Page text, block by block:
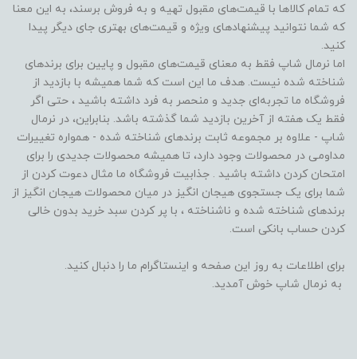
که تمام کالاها با قیمت‌های مقبول تهیه و به فروش برسند، به این معنا
که شما نتوانید پیشنهادهای ویژه و قیمت‌های بهتری جای دیگر پیدا
کنید.
اما نرمال شاپ فقط به معنای قیمت‌های مقبول و پایین برای برندهای
شناخته شده نیست. هدف ما این است که شما همیشه با بازدید از
فروشگاه‌ ما تجربه‌ای جدید و منحصر به فرد داشته باشید ، حتی اگر
فقط یک هفته از آخرین بازدید شما گذشته باشد. بنابراین، در نرمال
شاپ - علاوه بر مجموعه ثابت برندهای شناخته شده - همواره تغییرات
مداومی در محصولات وجود دارد، تا همیشه محصولات جدیدی را برای
امتحان کردن داشته باشید . جذابیت فروشگاه ما مثال دعوت کردن از
شما برای یک جستجوی هیجان انگیز در میان محصولات هیجان انگیز از
برندهای شناخته شده و ناشناخته ، با پر کردن سبد خرید بدون خالی
کردن حساب بانکی است.
برای اطلاعات به روز این صفحه و اینستاگرام ما را دنبال کنید.
به نرمال شاپ خوش آمدید.